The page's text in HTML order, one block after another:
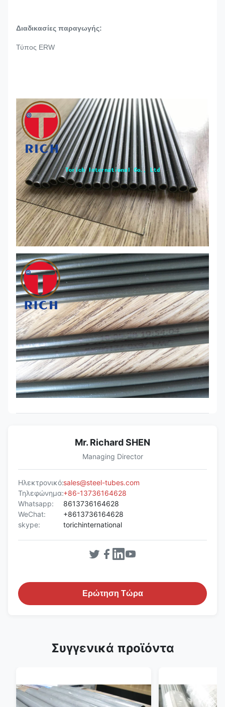
Διαδικασίες παραγωγής:
Τύπος ERW
Mr. Richard SHEN
Managing Director
Ηλεκτρονικό:sales@steel-tubes.com
Τηλεφώνημα:+86-13736164628
Whatsapp:
8613736164628
WeChat:
+8613736164628
skype:
torichinternational
Ερώτηση Τώρα
Συγγενικά προϊόντα